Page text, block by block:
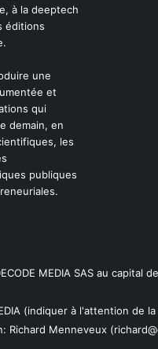
à la deeptech
éditions
une
et
qui
demain, en
les
publiques
MEDIA SAS au capital
(indiquer à l'attention de
Richard Menneveux